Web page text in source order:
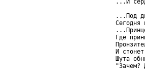
...Под
Где
И
Шута